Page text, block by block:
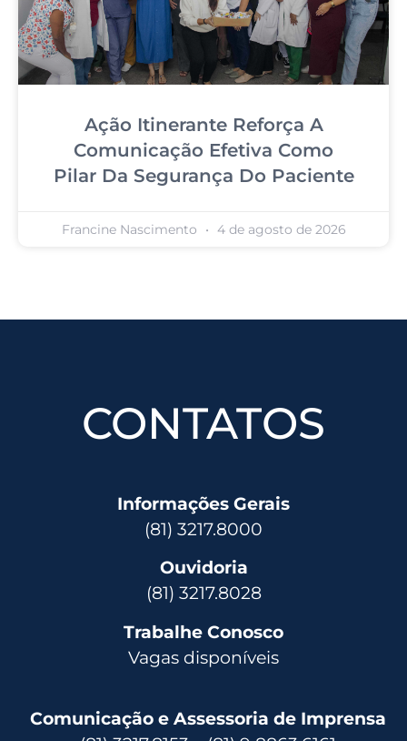
Ação Itinerante Reforça A
Comunicação Efetiva Como
Pilar Da Segurança Do Paciente
Francine Nascimento 4 de agosto de 2026
CONTATOS
Informações Gerais
(81) 3217.8000
Ouvidoria
(81) 3217.8028
Trabalhe Conosco
Vagas disponíveis
Comunicação e Assessoria de Imprensa